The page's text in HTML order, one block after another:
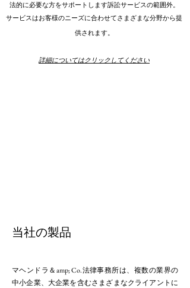
法的に必要な方をサポートします訴訟サービスの範囲外。
サービスはお客様のニーズに合わせてさまざまな分野から提
供されます。
詳細についてはクリックしてください
当社の製品
マヘンドラ＆amp; Co.法律事務所は、複数の業界の
中小企業、大企業を含むさまざまなクライアントに